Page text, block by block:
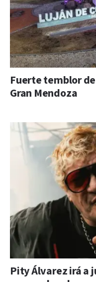
Fuerte temblor
Gran Mendoza
Pity Álvarez irá a